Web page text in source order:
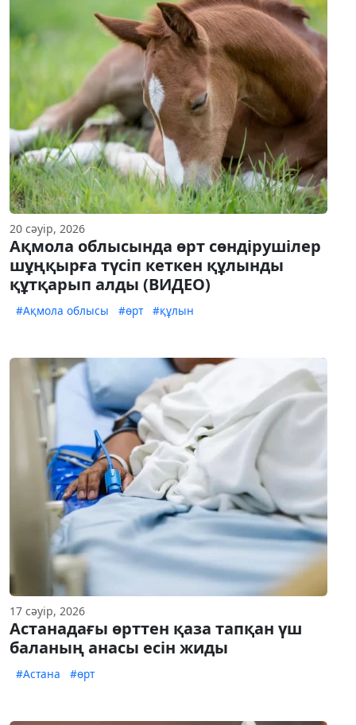
20 сәуір, 2026
Ақмола облысында өрт сөндірушілер
шұңқырға түсіп кеткен құлынды
құтқарып алды (ВИДЕО)
#Ақмола облысы #өрт #құлын
17 сәуір, 2026
Астанадағы өрттен қаза тапқан үш
баланың анасы есін жиды
#Астана #өрт